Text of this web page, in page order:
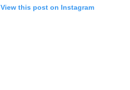
View this post on Instagram